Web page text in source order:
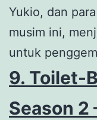
Yukio, dan
musim ini,
untuk
9. Toilet-
Season 2